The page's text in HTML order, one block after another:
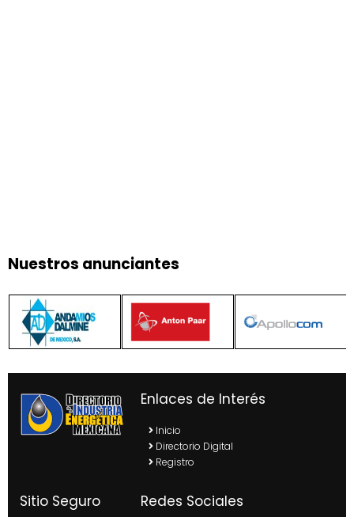
Nuestros anunciantes
Enlaces de Interés
Inicio
Directorio Digital
Registro
Sitio Seguro Redes Sociales